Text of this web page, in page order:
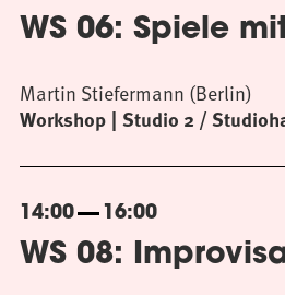
WS 06: Spiele
Workshop Studio 2 /
Martin Stiefermann (Berlin)
14:00 16:00
WS 08: